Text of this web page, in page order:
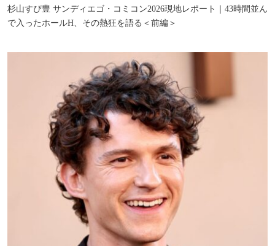
杉山すぴ豊 サンディエゴ・コミコン2026現地レポート｜43時間並ん
で入ったホールH、その熱狂を語る＜前編＞